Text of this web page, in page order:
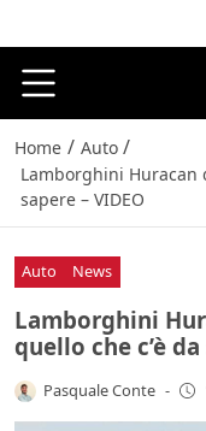
Home / Auto /
Lamborghini Huracan
sapere – VIDEO
Auto News
Lamborghini
quello che c’è da
Pasquale Conte -